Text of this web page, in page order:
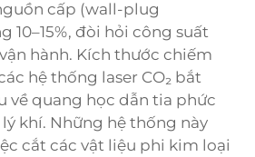
cấp (wall-plug
10–15%, đòi hỏi công suất
hành. Kích thước chiếm
hệ thống laser CO₂ bắt
về quang học dẫn tia phức
khí. Những hệ thống này
cắt các vật liệu phi kim loại